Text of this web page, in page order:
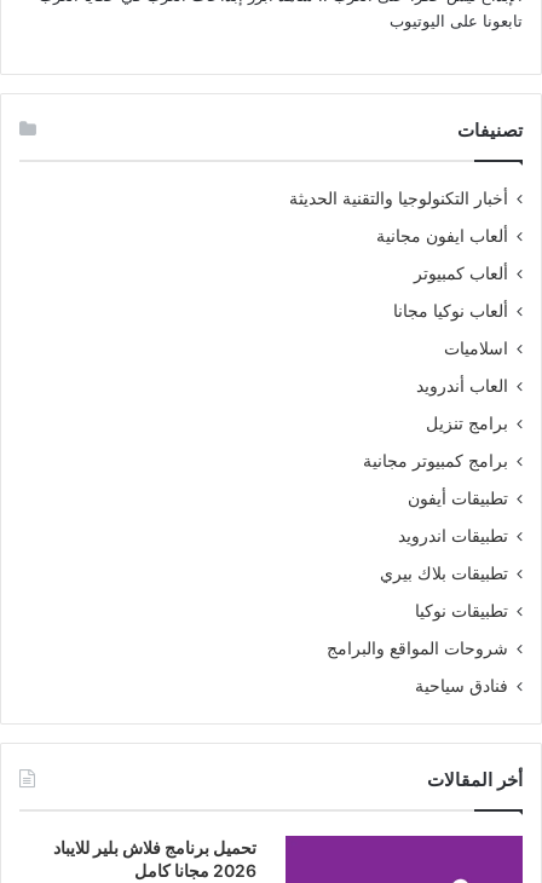
تابعونا على اليوتيوب
تصنيفات
أخبار التكنولوجيا والتقنية الحديثة
ألعاب ايفون مجانية
ألعاب كمبيوتر
ألعاب نوكيا مجانا
اسلاميات
العاب أندرويد
برامج تنزيل
برامج كمبيوتر مجانية
تطبيقات أيفون
تطبيقات اندرويد
تطبيقات بلاك بيري
تطبيقات نوكيا
شروحات المواقع والبرامج
فنادق سياحية
أخر المقالات
تحميل برنامج فلاش بلير للايباد
2026 مجانا كامل